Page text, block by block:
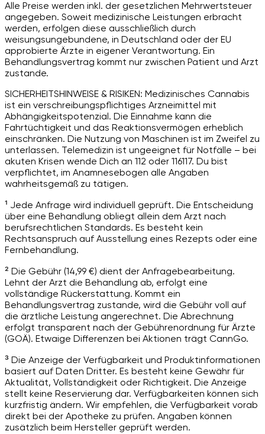
Alle Preise werden inkl. der gesetzlichen Mehrwertsteuer
angegeben. Soweit medizinische Leistungen erbracht
werden, erfolgen diese ausschließlich durch
weisungsungebundene, in Deutschland oder der EU
approbierte Ärzte in eigener Verantwortung. Ein
Behandlungsvertrag kommt nur zwischen Patient und Arzt
zustande.
SICHERHEITSHINWEISE & RISIKEN: Medizinisches Cannabis
ist ein verschreibungspflichtiges Arzneimittel mit
Abhängigkeitspotenzial. Die Einnahme kann die
Fahrtüchtigkeit und das Reaktionsvermögen erheblich
einschränken. Die Nutzung von Maschinen ist im Zweifel zu
unterlassen. Telemedizin ist ungeeignet für Notfälle – bei
akuten Krisen wende Dich an 112 oder 116117. Du bist
verpflichtet, im Anamnesebogen alle Angaben
wahrheitsgemäß zu tätigen.
¹ Jede Anfrage wird individuell geprüft. Die Entscheidung
über eine Behandlung obliegt allein dem Arzt nach
berufsrechtlichen Standards. Es besteht kein
Rechtsanspruch auf Ausstellung eines Rezepts oder eine
Fernbehandlung.
² Die Gebühr (14,99 €) dient der Anfragebearbeitung.
Lehnt der Arzt die Behandlung ab, erfolgt eine
vollständige Rückerstattung. Kommt ein
Behandlungsvertrag zustande, wird die Gebühr voll auf
die ärztliche Leistung angerechnet. Die Abrechnung
erfolgt transparent nach der Gebührenordnung für Ärzte
(GOÄ). Etwaige Differenzen bei Aktionen trägt CannGo.
³ Die Anzeige der Verfügbarkeit und Produktinformationen
basiert auf Daten Dritter. Es besteht keine Gewähr für
Aktualität, Vollständigkeit oder Richtigkeit. Die Anzeige
stellt keine Reservierung dar. Verfügbarkeiten können sich
kurzfristig ändern. Wir empfehlen, die Verfügbarkeit vorab
direkt bei der Apotheke zu prüfen. Angaben können
zusätzlich beim Hersteller geprüft werden.